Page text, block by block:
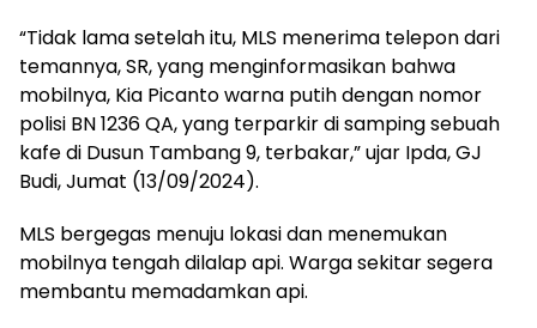
“Tidak lama setelah itu, MLS menerima telepon dari
temannya, SR, yang menginformasikan bahwa
mobilnya, Kia Picanto warna putih dengan nomor
polisi BN 1236 QA, yang terparkir di samping sebuah
kafe di Dusun Tambang 9, terbakar,” ujar Ipda, GJ
Budi, Jumat (13/09/2024).
MLS bergegas menuju lokasi dan menemukan
mobilnya tengah dilalap api. Warga sekitar segera
membantu memadamkan api.